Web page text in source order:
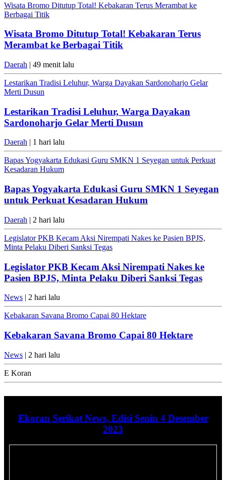
Wisata Bromo Ditutup Total! Kebakaran Terus Merambat ke
Berbagai Titik
Wisata Bromo Ditutup Total! Kebakaran Terus
Merambat ke Berbagai Titik
Daerah | 49 menit lalu
Lestarikan Tradisi Leluhur, Warga Dayakan Sardonoharjo Gelar
Merti Dusun
Lestarikan Tradisi Leluhur, Warga Dayakan
Sardonoharjo Gelar Merti Dusun
Daerah | 1 hari lalu
Bapas Yogyakarta Edukasi Guru SMKN 1 Seyegan untuk Perkuat
Kesadaran Hukum
Bapas Yogyakarta Edukasi Guru SMKN 1 Seyegan
untuk Perkuat Kesadaran Hukum
Daerah | 2 hari lalu
Legislator PKB Kecam Aksi Nirempati Nakes ke Pasien BPJS,
Minta Pelaku Diberi Sanksi Tegas
Legislator PKB Kecam Aksi Nirempati Nakes ke
Pasien BPJS, Minta Pelaku Diberi Sanksi Tegas
News | 2 hari lalu
Kebakaran Savana Bromo Capai 80 Hektare
Kebakaran Savana Bromo Capai 80 Hektare
News | 2 hari lalu
E Koran
Ekoran Serikat News, Edisi Senin 4 Desember
2023